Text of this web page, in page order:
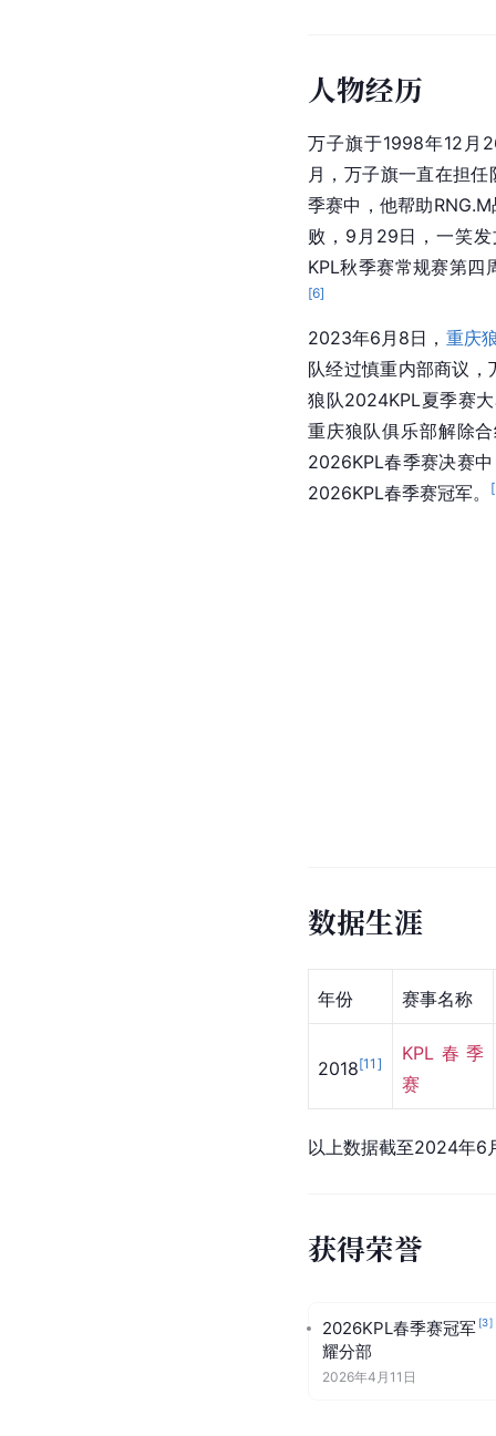
人物经历
万子旗于1998年12月
月，万子旗一直在担
季赛中，他帮助
败，9月29日，一笑
KPL秋季赛常规赛第四
[6]
2023年6月8日， 重庆
队经过慎重内部商议
狼队2024KPL夏季赛
重庆狼队俱乐部解除
2026KPL春季赛决赛
2026KPL春季赛冠军。
[
数据生涯
年份 赛事名称
2018[11 ]
KPL春季
赛
以上数据截至2024年6
获得荣誉
2026KPL春季赛冠军 [3]
耀分部
2026年4月11日